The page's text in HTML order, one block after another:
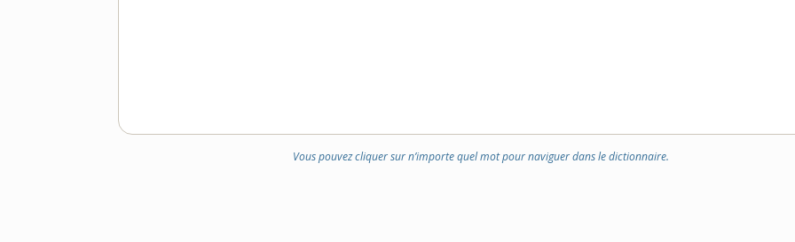
Vous pouvez cliquer sur n’importe quel mot pour naviguer dans le dictionnaire.